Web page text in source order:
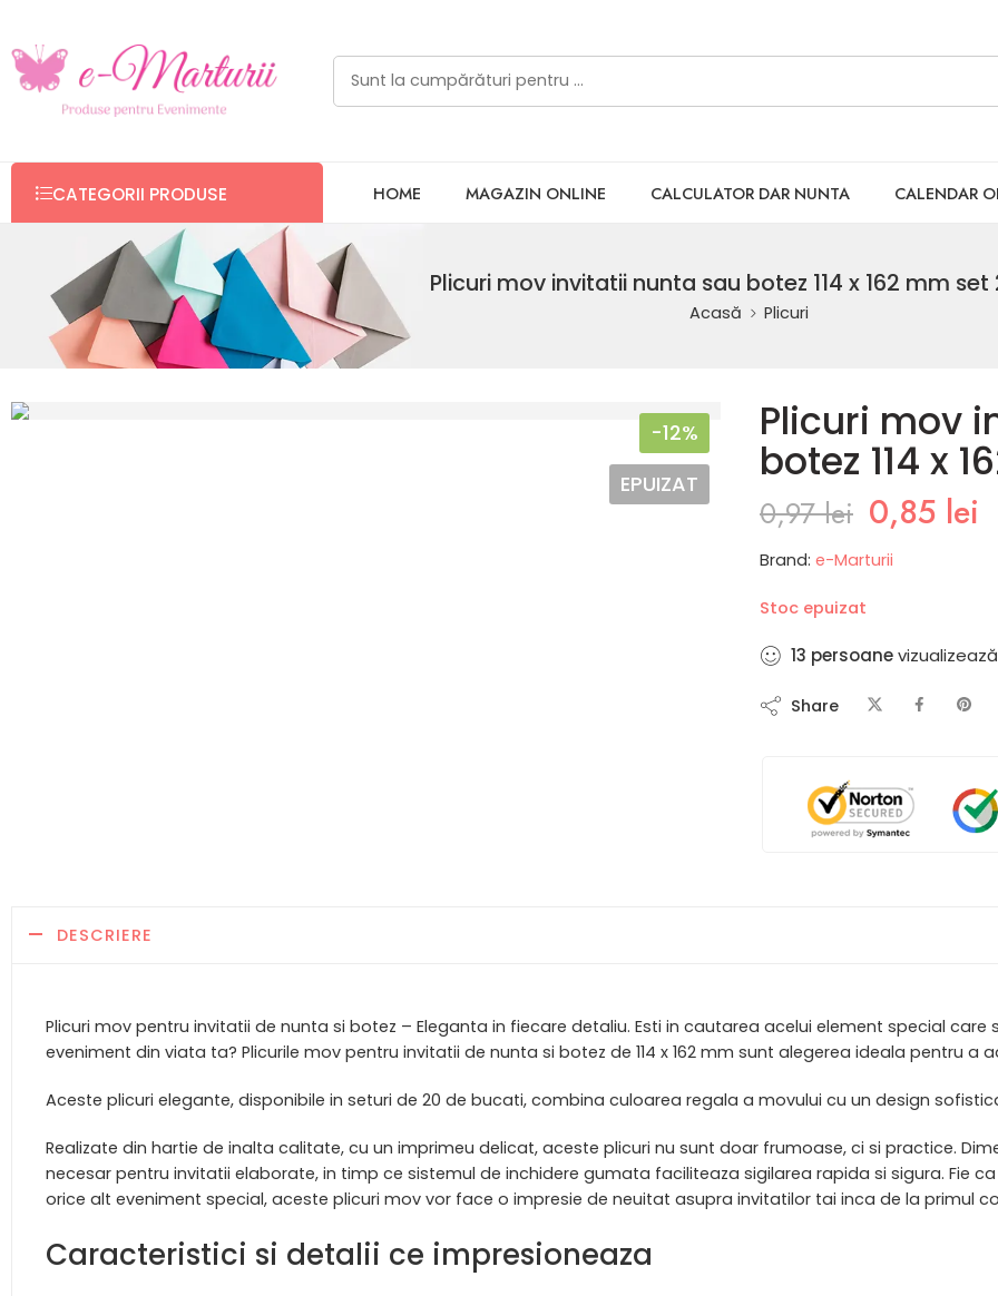
CATEGORII PRODUSE HOME MAGAZIN ONLINE CALCULATOR DAR NUNTA CALENDAR
Plicuri mov invitatii nunta sau botez 114 x 162 mm set
Acasă Plicuri
-12%
EPUIZAT
Plicuri mov
botez 114 x
0,97lei 0,85 lei
Brand: e-Marturii
Stoc epuizat
18 persoane
Share
DESCRIERE
Plicuri mov pentru invitatii de nunta si botez – Eleganta in fiecare detaliu. Esti in cautarea acelui element special
eveniment din viata ta? Plicurile mov pentru invitatii de nunta si botez de 114 x 162 mm sunt alegerea ideala pentru
Aceste plicuri elegante, disponibile in seturi de 20 de bucati, combina culoarea regala a movului cu un design
Realizate din hartie de inalta calitate, cu un imprimeu delicat, aceste plicuri nu sunt doar frumoase, ci si practice.
necesar pentru invitatii elaborate, in timp ce sistemul de inchidere gumata faciliteaza sigilarea rapida si sigura. Fie
orice alt eveniment special, aceste plicuri mov vor face o impresie de neuitat asupra invitatilor tai inca de la primul
Caracteristici si detalii ce impresioneaza